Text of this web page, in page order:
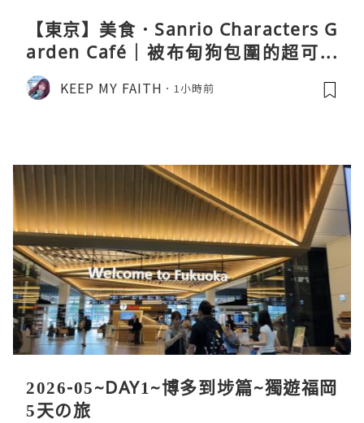
【東京】美食．Sanrio Characters G
arden Café｜被布甸狗包圍的超可愛
下午茶體驗
KEEP MY FAITH 1小時前
2026-05~DAY1~博多到埗篇~獨遊福岡
5天の旅